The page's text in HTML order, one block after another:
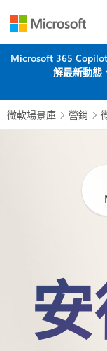
Microsoft 365
解最新動態
微軟場景庫  營銷 